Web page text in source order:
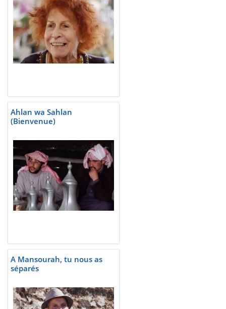
Ahlan wa Sahlan
(Bienvenue)
A Mansourah, tu nous as
séparés